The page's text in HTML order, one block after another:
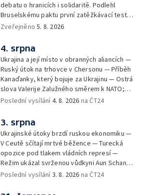
debatu o hranicích i solidaritě. Podlehl
Bruselskému paktu první zatěžkávací test,
nebo Španělsko situaci zvládlo? Analytik
zahraniční redakce ČT24 Za horizont
rozkrývá zákulisní spory mezi Madridem a
Římem, politickou instrumentaci migrace ze
strany sousedních států i fakt, proč jsou
volání po uzavření Schengenu spíše
vzkazem domácím voličům než reálným
řešením. Moderuje Barbora Maxová
Zveřejněno5. 8. 2026
4. srpna
Ukrajina a její místo v obranných aliancích —
Ruský útok na trhovce v Chersonu — Příběh
Kanaďanky, který bojuje za Ukrajinu — Ostrá
slova Valerije Zalužného směrem k NATO;
Situace v Chersonu — Pětadvacet
židle pod ředitelem FIFA — Itálie se chystá
na návrat jaderné energetiky
Poslední vysílání4. 8. 2026 na ČT24
3. srpna
Ukrajinské útoky brzdí ruskou ekonomiku —
V Ceutě sčítají mrtvé běžence — Turecká
opozice pod tlakem vládních represí —
Režim ukázal svrženou vůdkyni Aun Schan
Su Ťij — Evropu sužují požáry — Na Borneu
Poslední vysílání3. 8. 2026 na ČT24